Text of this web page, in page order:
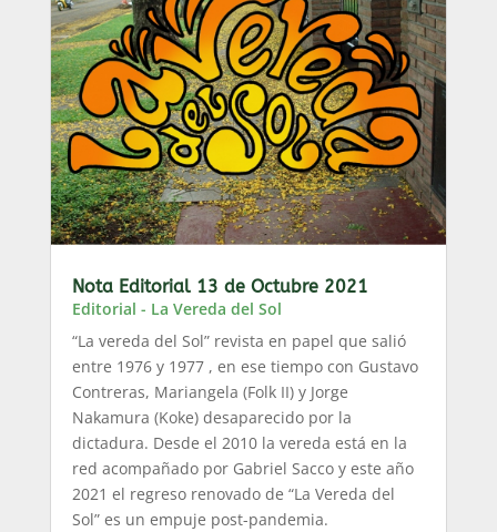
Nota Editorial 13 de Octubre 2021
Editorial - La Vereda del Sol
“La vereda del Sol” revista en papel que salió
entre 1976 y 1977 , en ese tiempo con Gustavo
Contreras, Mariangela (Folk II) y Jorge
Nakamura (Koke) desaparecido por la
dictadura. Desde el 2010 la vereda está en la
red acompañado por Gabriel Sacco y este año
2021 el regreso renovado de “La Vereda del
Sol” es un empuje post-pandemia.